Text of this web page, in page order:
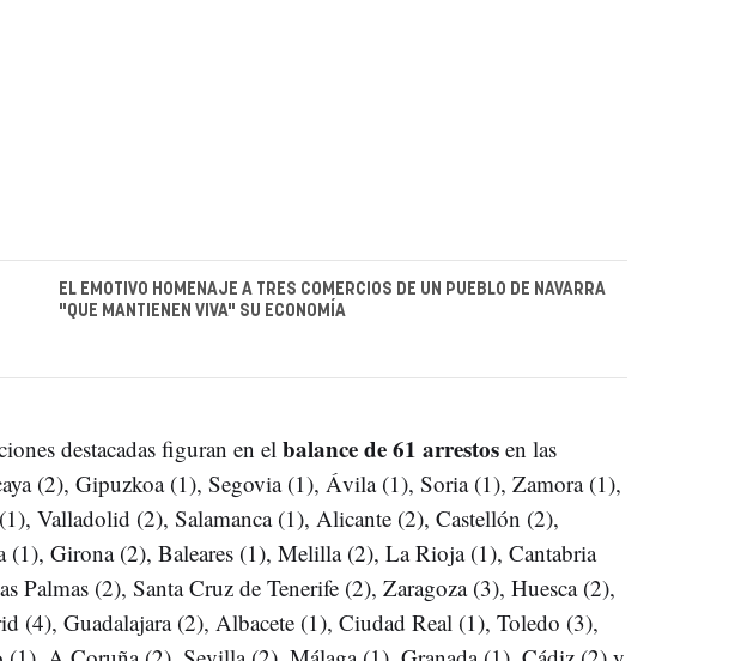
EL EMOTIVO HOMENAJE A TRES COMERCIOS DE UN PUEBLO DE NAVARRA
"QUE MANTIENEN VIVA" SU ECONOMÍA
destacadas figuran en elbalance de 61 arrestos en las
(2), Gipuzkoa (1), Segovia (1), Ávila (1), Soria (1), Zamora (1),
Valladolid (2), Salamanca (1), Alicante (2), Castellón (2),
(1), Girona (2), Baleares (1), Melilla (2), La Rioja (1), Cantabria
Palmas (2), Santa Cruz de Tenerife (2), Zaragoza (3), Huesca (2),
(4), Guadalajara (2), Albacete (1), Ciudad Real (1), Toledo (3),